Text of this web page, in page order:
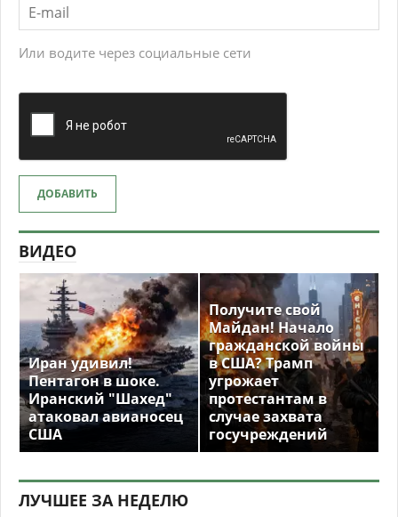
Или водите через социальные сети
ДОБАВИТЬ
ВИДЕО
Иран удивил!
Пентагон в шоке.
Иранский "Шахед"
атаковал авианосец
США
Получите свой
Майдан! Начало
гражданской войны
в США? Трамп
угрожает
протестантам в
случае захвата
госучреждений
ЛУЧШЕЕ ЗА НЕДЕЛЮ